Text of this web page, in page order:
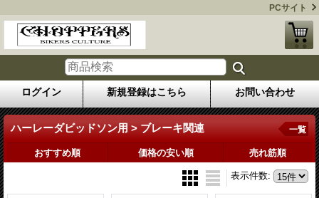
PCサイト
ログイン 新規登録はこちら お問い合わせ
ハーレーダビッドソン用 > ブレーキ関連 一覧
おすすめ順 価格の安い順 売れ筋順
表示件数: